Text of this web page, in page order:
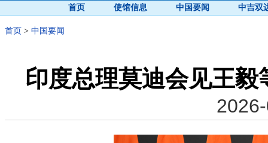
首页 使馆信息 中国要闻 中吉双
首页 > 中国要闻
印度总理莫迪会见王